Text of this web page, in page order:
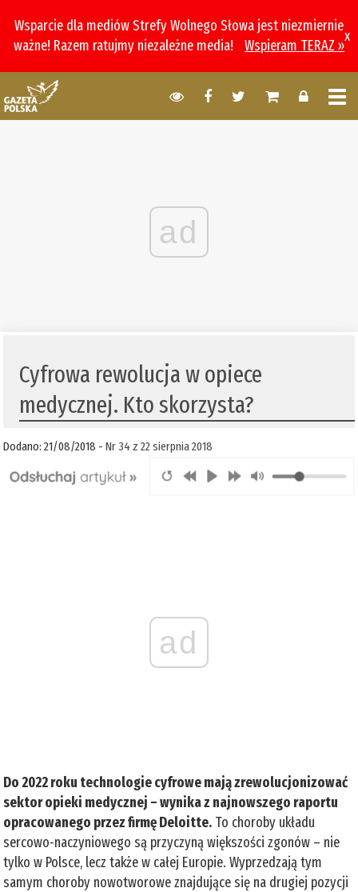
Wsparcie dla mediów Strefy Wolnego Słowa jest niezmiernie
ważne! Razem ratujmy niezależne media!
Wspieram TERAZ »
x
ad
Cyfrowa rewolucja w opiece
medycznej. Kto skorzysta?
Dodano: 21/08/2018 -Nr 34 z 22 sierpnia 2018
ad
Do 2022 roku technologie cyfrowe mają zrewolucjonizować
sektor opieki medycznej – wynika z najnowszego raportu
opracowanego przez firmę Deloitte. To choroby układu
sercowo-naczyniowego są przyczyną większości zgonów – nie
tylko w Polsce, lecz także w całej Europie. Wyprzedzają tym
samym choroby nowotworowe znajdujące się na drugiej pozycji